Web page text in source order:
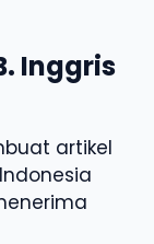
Inggris
artikel